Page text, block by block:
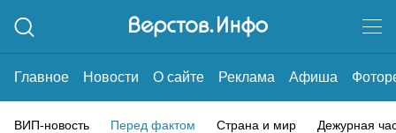
Главное Новости О сайте Реклама Афиша
ВИП-новость Перед фактом Страна и мир Дежурная